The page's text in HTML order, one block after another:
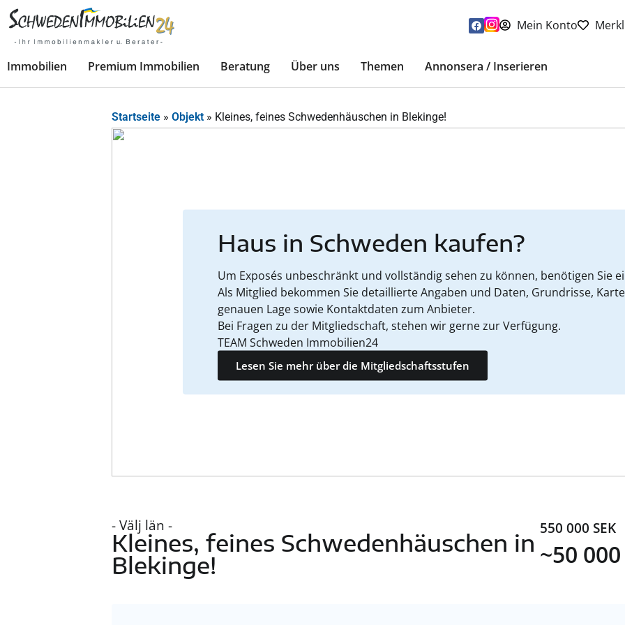
Mein Konto
Immobilien Premium Immobilien Beratung Über uns Themen Annonsera / Inserieren
Startseite » Objekt » Kleines, feines Schwedenhäuschen in Blekinge!
Haus in Schweden kaufen?
Um Exposés unbeschränkt und vollständig sehen zu können, benötigen Sie
Als Mitglied bekommen Sie detaillierte Angaben und Daten, Grundrisse,
genauen Lage sowie Kontaktdaten zum Anbieter.
Bei Fragen zu der Mitgliedschaft, stehen wir gerne zur Verfügung.
TEAM Schweden Immobilien24
Lesen Sie mehr über die Mitgliedschaftsstufen
- Välj län -
Kleines, feines Schwedenhäuschen in
Blekinge!
550 000 SEK
~50